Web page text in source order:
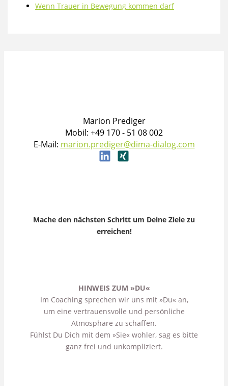
Wenn Trauer in Bewegung kommen darf
Marion Prediger
Mobil: +49 170 - 51 08 002
E-Mail: marion.prediger@dima-dialog.com
Mache den nächsten Schritt um Deine Ziele zu
erreichen!
HINWEIS ZUM »DU«
Im Coaching sprechen wir uns mit »Du« an,
um eine vertrauensvolle und persönliche
Atmosphäre zu schaffen.
Fühlst Du Dich mit dem »Sie« wohler, sag es bitte
ganz frei und unkompliziert.